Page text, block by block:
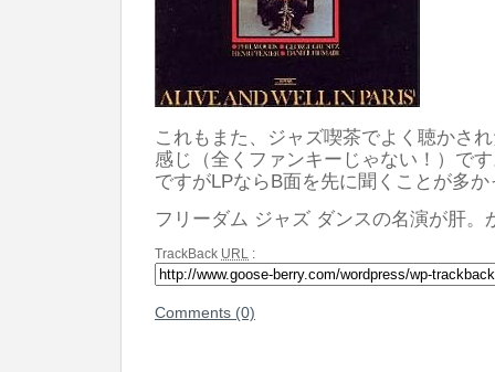
これもまた、ジャズ喫茶でよく聴かさ
感じ（全くファンキーじゃない！）で
ですがLPならB面を先に聞くことが多
フリーダム ジャズ ダンスの名演が肝。
TrackBack URL :
Comments (0)